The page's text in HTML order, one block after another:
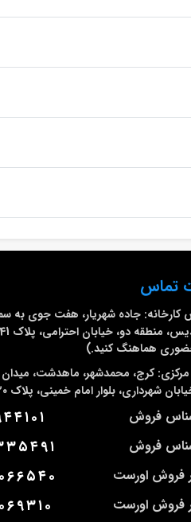
تماس
کارخانه: جاده شهریار، هفت جوی به
هماهنگ کنید.)
مرکزی: کرج، محمدشهر، ماهدشت، میدان
شهرداری، بلوار امام خمینی، پلاک ۲۰
فروش
فروش
فروش اورست
فروش اورست